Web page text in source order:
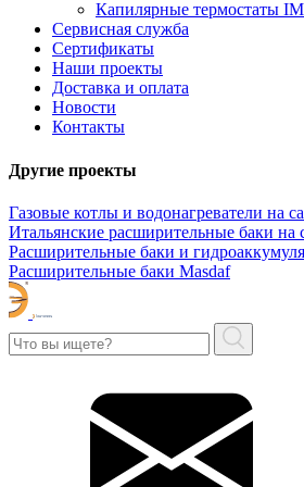
Капилярные термостаты
Сервисная служба
Сертификаты
Наши проекты
Доставка и оплата
Новости
Контакты
Другие проекты
Газовые котлы и водонагреватели на
Итальянские расширительные баки на
Расширительные баки и
Расширительные баки Masdaf